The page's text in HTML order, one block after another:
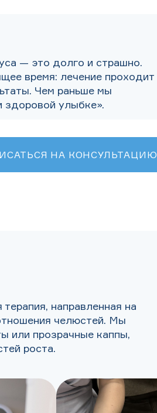
— это долго и страшно.
время: лечение проходит
Чем раньше мы
здоровой улыбке».
НА КОНСУЛЬТАЦИЮ
направленная на
челюстей. Мы
или прозрачные каппы,
роста.